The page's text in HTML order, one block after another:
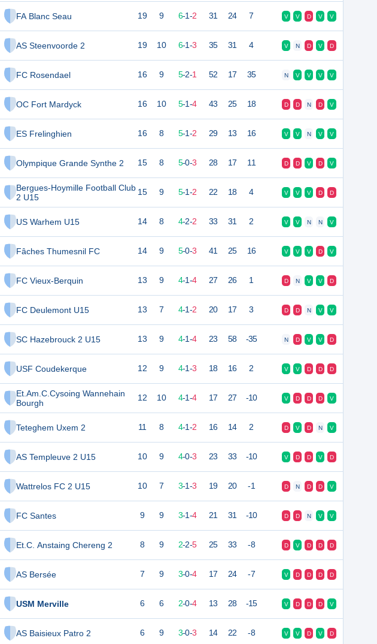
FA Blanc Seau
AS Steenvoorde 2
FC Rosendael
OC Fort Mardyck
ES Frelinghien
Olympique Grande Synthe 2
Bergues-Hoymille Football Club
2 U15
US Warhem U15
Fâches Thumesnil FC
FC Vieux-Berquin
FC Deulemont U15
SC Hazebrouck 2 U15
USF Coudekerque
Et.Am.C.Cysoing Wannehain
Bourgh
Teteghem Uxem 2
AS Templeuve 2 U15
Wattrelos FC 2 U15
FC Santes
Et.C. Anstaing Chereng 2
AS Bersée
USM Merville
AS Baisieux Patro 2
19 9 6-1-2 31 24 7 V V D V V
19 10 6-1-3 35 31 4 V N D V D
16 9 5-2-1 52 17 35 N V V V V
16 10 5-1-4 43 25 18 D D N D V
16 8 5-1-2 29 13 16 V V N V V
15 8 5-0-3 28 17 11 D D V D V
15 9 5-1-2 22 18 4 V V V D D
14 8 4-2-2 33 31 2 V V N N V
14 9 5-0-3 41 25 16 V V V D V
13 9 4-1-4 27 26 1 D N V V D
13 7 4-1-2 20 17 3 D D N V V
13 9 4-1-4 23 58 -35 N D V V D
12 9 4-1-3 18 16 2 V V D D D
12 10 4-1-4 17 27 -10 V D D D V
11 8 4-1-2 16 14 2 D V D N V
10 9 4-0-3 23 33 -10 V D D V D
10 7 3-1-3 19 20 -1 D N D D V
9 9 3-1-4 21 31 -10 D D N V V
8 9 2-2-5 25 33 -8 D V D D D
7 9 3-0-4 17 24 -7 V D D D D
6 6 2-0-4 13 28 -15 V D D D V
6 9 3-0-3 14 22 -8 V V D V D